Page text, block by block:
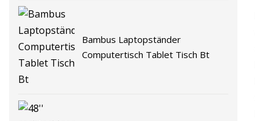
Bambus Laptopständer
Computertisch Tablet Tisch Bt